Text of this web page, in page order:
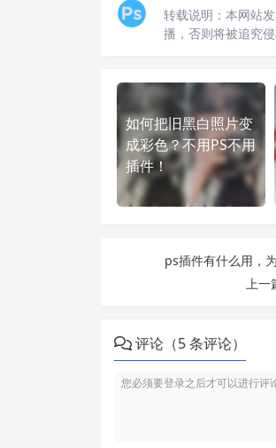
转载说明： 本网站
播，否则将被追究侵
如何把旧黑白照片变
成彩色？不用PS不用
插件！
ps插件有什么用，
上一
评论（5 条评论）